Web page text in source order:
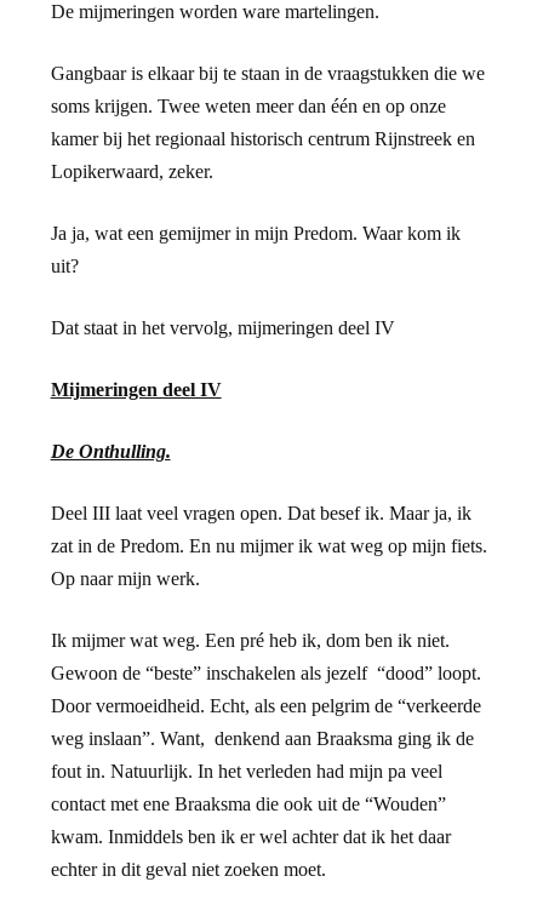
De mijmeringen worden ware martelingen.
Gangbaar is elkaar bij te staan in de vraagstukken die we
soms krijgen. Twee weten meer dan één en op onze
kamer bij het regionaal historisch centrum Rijnstreek en
Lopikerwaard, zeker.
Ja ja, wat een gemijmer in mijn Predom. Waar kom ik
uit?
Dat staat in het vervolg, mijmeringen deel IV
Mijmeringen deel IV
De Onthulling.
Deel III laat veel vragen open. Dat besef ik. Maar ja, ik
zat in de Predom. En nu mijmer ik wat weg op mijn fiets.
Op naar mijn werk.
Ik mijmer wat weg. Een pré heb ik, dom ben ik niet.
Gewoon de “beste” inschakelen als jezelf “dood” loopt.
Door vermoeidheid. Echt, als een pelgrim de “verkeerde
weg inslaan”. Want, denkend aan Braaksma ging ik de
fout in. Natuurlijk. In het verleden had mijn pa veel
contact met ene Braaksma die ook uit de “Wouden”
kwam. Inmiddels ben ik er wel achter dat ik het daar
echter in dit geval niet zoeken moet.